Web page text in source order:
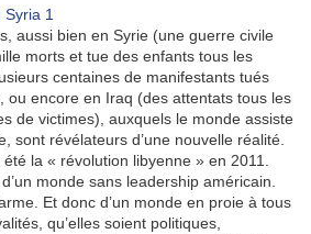
aussi bien en Syrie (une guerre civile
morts et tue des enfants tous les
centaines de manifestants tués
ou encore en Iraq (des attentats tous les
de victimes), auxquels le monde assiste
sont révélateurs d’une nouvelle réalité.
la « révolution libyenne » en 2011.
monde sans leadership américain.
Et donc d’un monde en proie à tous
qu’elles soient politiques,